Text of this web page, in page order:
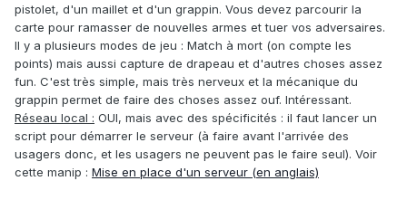
pistolet, d'un maillet et d'un grappin. Vous devez parcourir la
carte pour ramasser de nouvelles armes et tuer vos adversaires.
Il y a plusieurs modes de jeu : Match à mort (on compte les
points) mais aussi capture de drapeau et d'autres choses assez
fun. C'est très simple, mais très nerveux et la mécanique du
grappin permet de faire des choses assez ouf. Intéressant.
Réseau local : OUI, mais avec des spécificités : il faut lancer un
script pour démarrer le serveur (à faire avant l'arrivée des
usagers donc, et les usagers ne peuvent pas le faire seul). Voir
cette manip : Mise en place d'un serveur (en anglais)